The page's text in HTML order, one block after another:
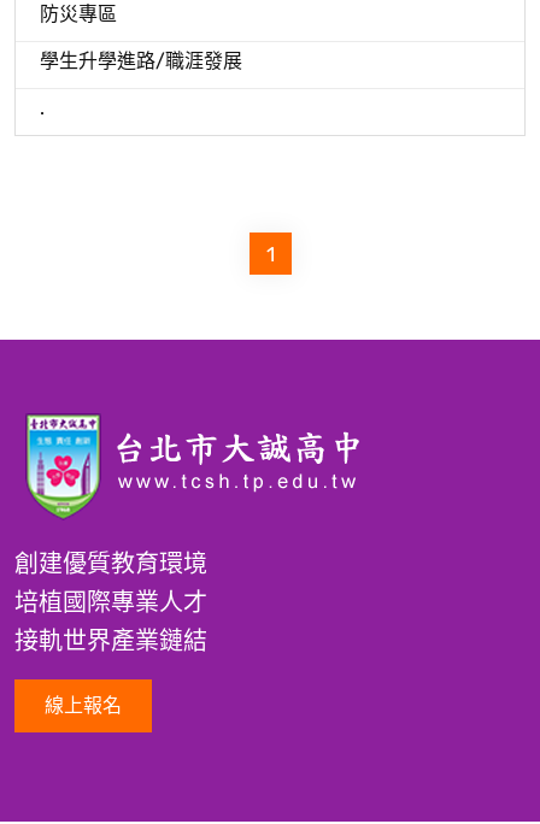
防災專區
學生升學進路/職涯發展
.
1
創建優質教育環境
培植國際專業人才
接軌世界產業鏈結
線上報名